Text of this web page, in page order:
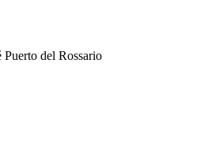
del Rossario